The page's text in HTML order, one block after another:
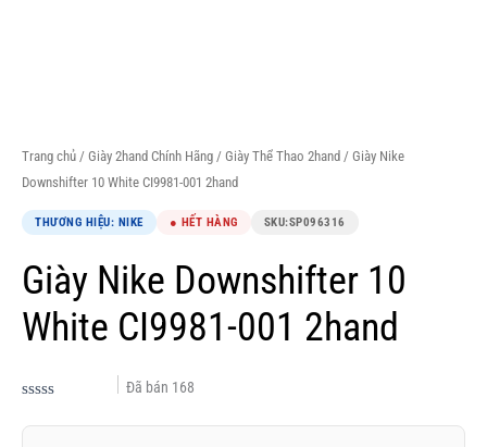
Trang chủ / Giày 2hand Chính Hãng / Giày Thể Thao 2hand / Giày Nike
Downshifter 10 White CI9981-001 2hand
THƯƠNG HIỆU: NIKE ● HẾT HÀNG SKU:SP096316
Giày Nike Downshifter 10
White CI9981-001 2hand
xếp
Đã bán 168